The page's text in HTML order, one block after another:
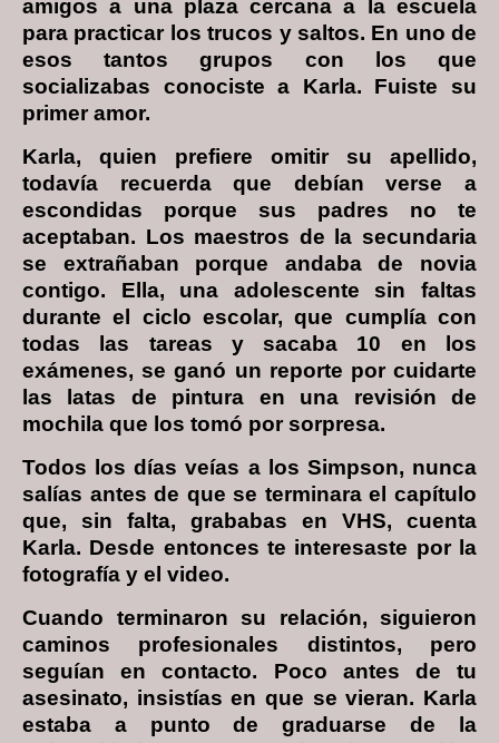
amigos a una plaza cercana a la escuela
para practicar los trucos y saltos. En uno de
esos tantos grupos con los que
socializabas conociste a Karla. Fuiste su
primer amor.
Karla, quien prefiere omitir su apellido,
todavía recuerda que debían verse a
escondidas porque sus padres no te
aceptaban. Los maestros de la secundaria
se extrañaban porque andaba de novia
contigo. Ella, una adolescente sin faltas
durante el ciclo escolar, que cumplía con
todas las tareas y sacaba 10 en los
exámenes, se ganó un reporte por cuidarte
las latas de pintura en una revisión de
mochila que los tomó por sorpresa.
Todos los días veías a los Simpson, nunca
salías antes de que se terminara el capítulo
que, sin falta, grababas en VHS, cuenta
Karla. Desde entonces te interesaste por la
fotografía y el video.
Cuando terminaron su relación, siguieron
caminos profesionales distintos, pero
seguían en contacto. Poco antes de tu
asesinato, insistías en que se vieran. Karla
estaba a punto de graduarse de la